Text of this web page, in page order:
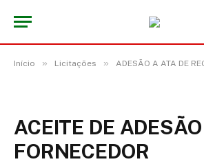
Início » Licitações » ADESÃO A ATA DE REGISTRO DE PREÇOS Nº A-2021-00001 (ADESÃO A ATA DE REGISTRO DE PREÇOS ORIUNDA DO PREGÃO ELETRÔNICO Nº 04/2021
ACEITE DE
FORNECEDOR